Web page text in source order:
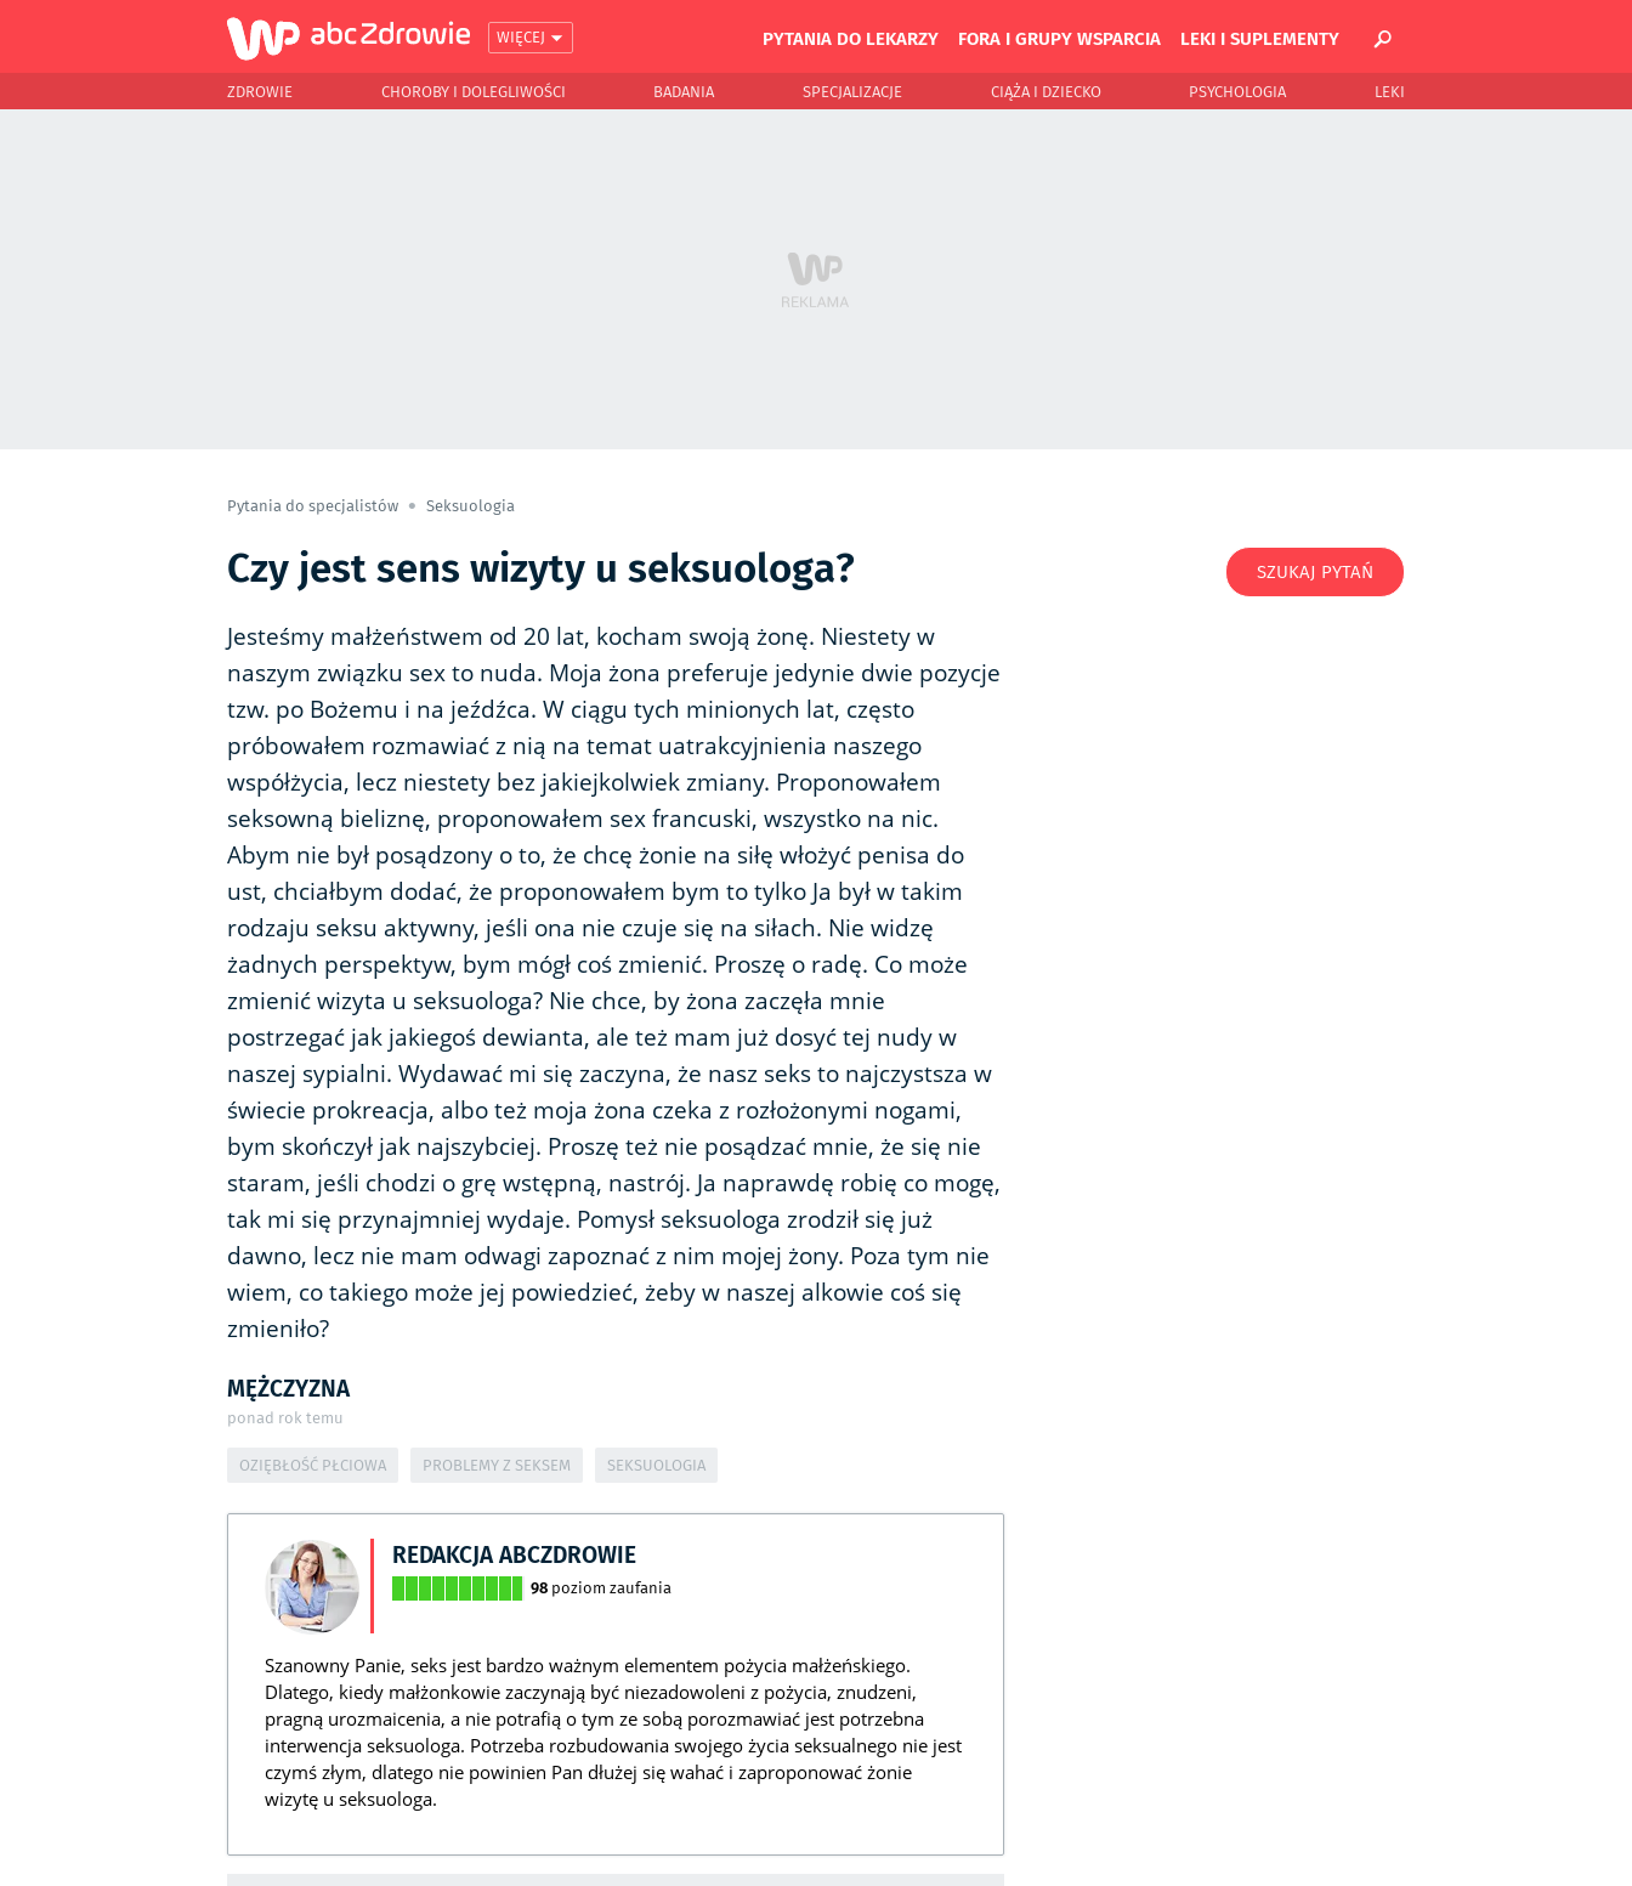
WIĘCEJ PYTANIA DO LEKARZY FORA I GRUPY WSPARCIA LEKI I SUPLEMENTY
ZDROWIE CHOROBY I DOLEGLIWOŚCI BADANIA SPECJALIZACJE CIĄŻA I DZIECKO PSYCHOLOGIA LEKI
Pytania do specjalistów Seksuologia
Czy jest sens wizyty u seksuologa?
Jesteśmy małżeństwem od 20 lat, kocham swoją żonę. Niestety w
naszym związku sex to nuda. Moja żona preferuje jedynie dwie pozycje
tzw. po Bożemu i na jeźdźca. W ciągu tych minionych lat, często
próbowałem rozmawiać z nią na temat uatrakcyjnienia naszego
współżycia, lecz niestety bez jakiejkolwiek zmiany. Proponowałem
seksowną bieliznę, proponowałem sex francuski, wszystko na nic.
Abym nie był posądzony o to, że chcę żonie na siłę włożyć penisa do
ust, chciałbym dodać, że proponowałem bym to tylko Ja był w takim
rodzaju seksu aktywny, jeśli ona nie czuje się na siłach. Nie widzę
żadnych perspektyw, bym mógł coś zmienić. Proszę o radę. Co może
zmienić wizyta u seksuologa? Nie chce, by żona zaczęła mnie
postrzegać jak jakiegoś dewianta, ale też mam już dosyć tej nudy w
naszej sypialni. Wydawać mi się zaczyna, że nasz seks to najczystsza w
świecie prokreacja, albo też moja żona czeka z rozłożonymi nogami,
bym skończył jak najszybciej. Proszę też nie posądzać mnie, że się nie
staram, jeśli chodzi o grę wstępną, nastrój. Ja naprawdę robię co mogę,
tak mi się przynajmniej wydaje. Pomysł seksuologa zrodził się już
dawno, lecz nie mam odwagi zapoznać z nim mojej żony. Poza tym nie
wiem, co takiego może jej powiedzieć, żeby w naszej alkowie coś się
zmieniło?
MĘŻCZYZNA
ponad rok temu
OZIĘBŁOŚĆ PŁCIOWA PROBLEMY Z SEKSEM SEKSUOLOGIA
REDAKCJA ABCZDROWIE
98 poziom zaufania
Szanowny Panie, seks jest bardzo ważnym elementem pożycia małżeńskiego.
Dlatego, kiedy małżonkowie zaczynają być niezadowoleni z pożycia, znudzeni,
pragną urozmaicenia, a nie potrafią o tym ze sobą porozmawiać jest potrzebna
interwencja seksuologa. Potrzeba rozbudowania swojego życia seksualnego nie jest
czymś złym, dlatego nie powinien Pan dłużej się wahać i zaproponować żonie
wizytę u seksuologa.
SZUKAJ PYTAŃ